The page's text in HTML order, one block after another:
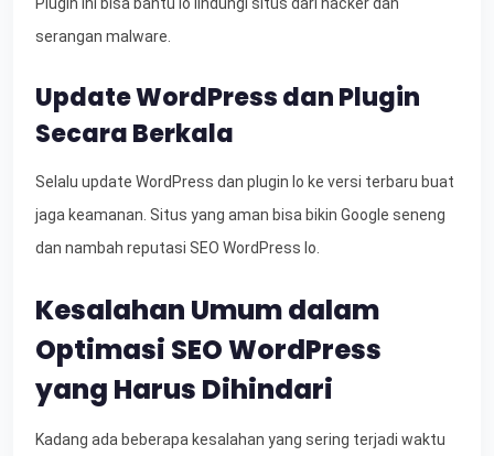
serangan malware.
Update WordPress dan Plugin
Secara Berkala
Selalu update WordPress dan plugin lo ke versi terbaru buat
jaga keamanan. Situs yang aman bisa bikin Google seneng
dan nambah reputasi SEO WordPress lo.
Kesalahan Umum dalam
Optimasi SEO WordPress
yang Harus Dihindari
Kadang ada beberapa kesalahan yang sering terjadi waktu